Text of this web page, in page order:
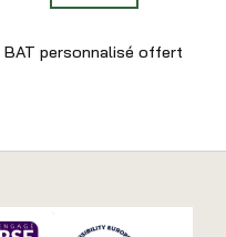
BAT personnalisé offert